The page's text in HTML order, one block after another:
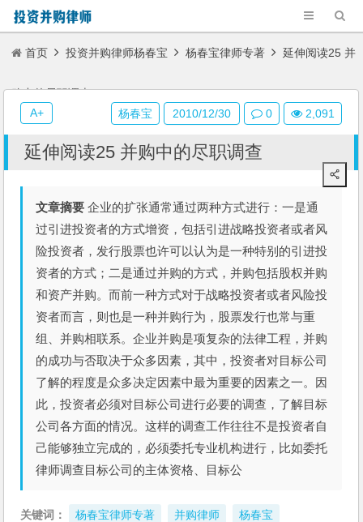
首页 投资并购律师杨春宝 杨春宝律师专著 延伸阅读25 并
购中的尽职调查
延伸阅读25 并购中的尽职调查
文章摘要 企业的扩张通常通过两种方式进行：一是通
过引进投资者的方式增资，包括引进战略投资者或者风
险投资者，发行股票也许可以认为是一种特别的引进投
资者的方式；二是通过并购的方式，并购包括股权并购
和资产并购。而前一种方式对于战略投资者或者风险投
资者而言，则也是一种并购行为，股票发行也常与重
组、并购相联系。企业并购是项复杂的法律工程，并购
的成功与否取决于众多因素，其中，投资者对目标公司
了解的程度是众多决定因素中最为重要的因素之一。因
此，投资者必须对目标公司进行必要的调查，了解目标
公司各方面的情况。这样的调查工作往往不是投资者自
己能够独立完成的，必须委托专业机构进行，比如委托
律师调查目标公司的主体资格、目标公
关键词： 杨春宝律师专著 并购律师 杨春宝
杨春宝 2010/12/30 0 2,091
A+